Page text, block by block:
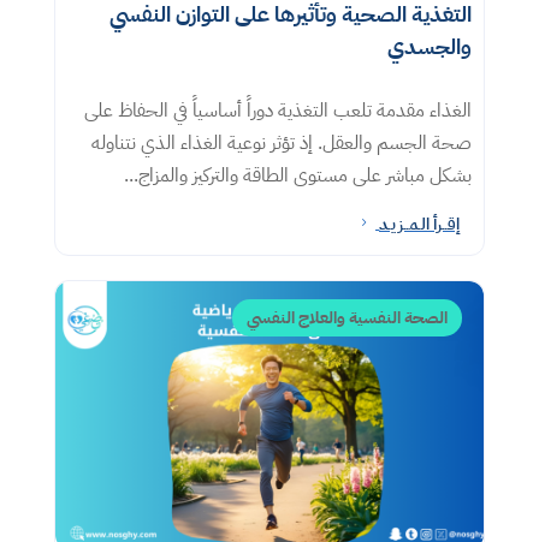
التغذية الصحية وتأثيرها على التوازن النفسي
والجسدي
الغذاء مقدمة تلعب التغذية دوراً أساسياً في الحفاظ على
صحة الجسم والعقل. إذ تؤثر نوعية الغذاء الذي نتناوله
بشكل مباشر على مستوى الطاقة والتركيز والمزاج...
إقــرأ الـمــزيـد 5
الصحة النفسية والعلاج النفسي